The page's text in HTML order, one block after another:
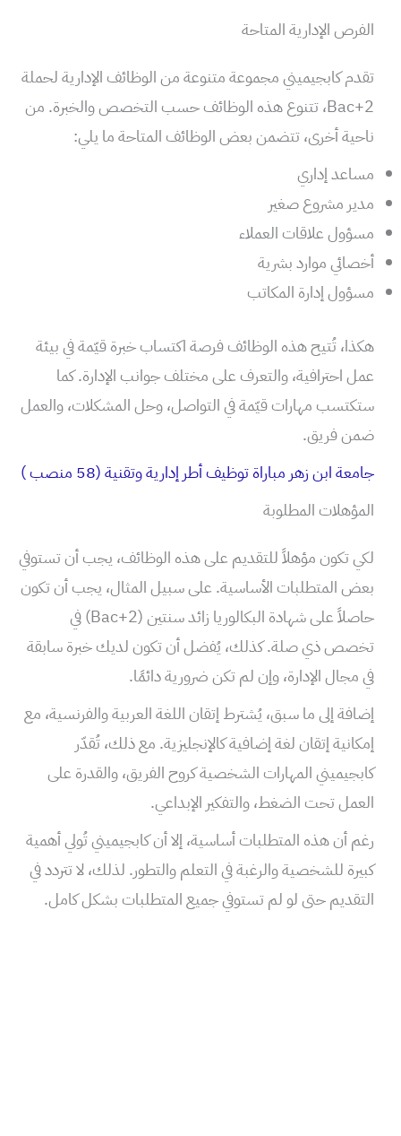
الفرص الإدارية المتاحة
تقدم كابجيميني مجموعة متنوعة من الوظائف الإدارية لحملة
Bac+2، تتنوع هذه الوظائف حسب التخصص والخبرة. من
ناحية أخرى، تتضمن بعض الوظائف المتاحة ما يلي:
مساعد إداري
مدير مشروع صغير
مسؤول علاقات العملاء
أخصائي موارد بشرية
مسؤول إدارة المكاتب
هكذا، تُتيح هذه الوظائف فرصة اكتساب خبرة قيّمة في بيئة
عمل احترافية، والتعرف على مختلف جوانب الإدارة. كما
ستكتسب مهارات قيّمة في التواصل، وحل المشكلات، والعمل
ضمن فريق.
جامعة ابن زهر مباراة توظيف أطر إدارية وتقنية (58 منصب )
المؤهلات المطلوبة
لكي تكون مؤهلاً للتقديم على هذه الوظائف، يجب أن تستوفي
بعض المتطلبات الأساسية. على سبيل المثال، يجب أن تكون
حاصلاً على شهادة البكالوريا زائد سنتين (Bac+2) في
تخصص ذي صلة. كذلك، يُفضل أن تكون لديك خبرة سابقة
في مجال الإدارة، وإن لم تكن ضرورية دائمًا.
إضافة إلى ما سبق، يُشترط إتقان اللغة العربية والفرنسية، مع
إمكانية إتقان لغة إضافية كالإنجليزية. مع ذلك، تُقدّر
كابجيميني المهارات الشخصية كروح الفريق، والقدرة على
العمل تحت الضغط، والتفكير الإبداعي.
رغم أن هذه المتطلبات أساسية، إلا أن كابجيميني تُولي أهمية
كبيرة للشخصية والرغبة في التعلم والتطور. لذلك، لا تتردد في
التقديم حتى لو لم تستوفي جميع المتطلبات بشكل كامل.